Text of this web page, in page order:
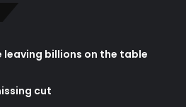
leaving billions on the table
cut